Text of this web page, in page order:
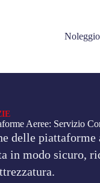
Noleggio
Aeree: Servizio
delle piattaforme
in modo sicuro,